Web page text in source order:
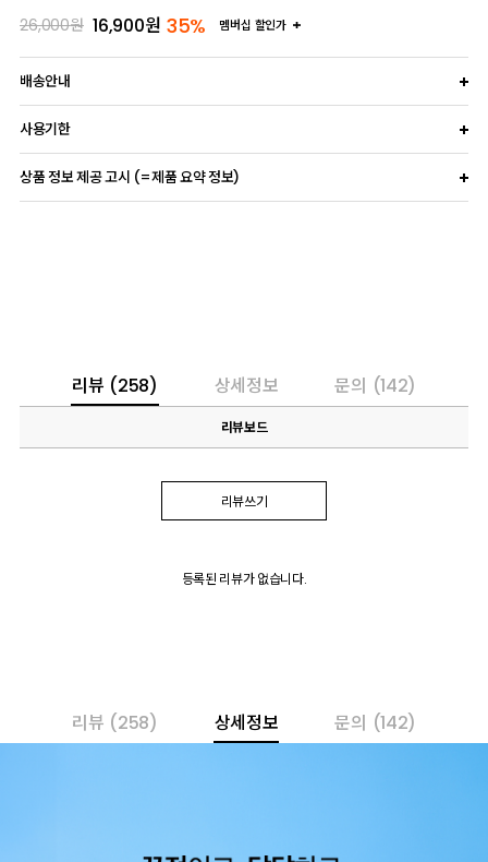
26,000원 16,900원 35% 멤버십 할인가
배송안내
사용기한
상품 정보 제공 고시 (=제품 요약 정보)
리뷰 (258) 상세정보 문의 (142)
리뷰보드
리뷰쓰기
등록된 리뷰가 없습니다.
리뷰 (258) 상세정보 문의 (142)